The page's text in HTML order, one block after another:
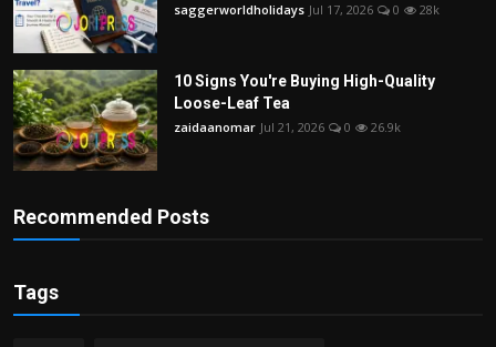
saggerworldholidays Jul 17, 2026 0 28k
10 Signs You're Buying High-Quality
Loose-Leaf Tea
zaidaanomar Jul 21, 2026 0 26.9k
Recommended Posts
Tags